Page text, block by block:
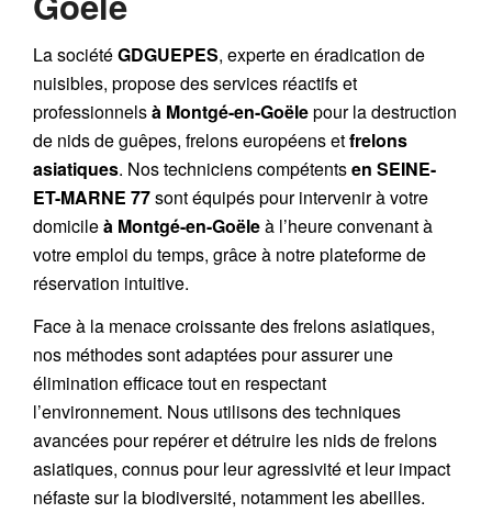
La sociétéGDGUEPES, experte en éradication de
nuisibles, propose des services réactifs et
professionnelsà Montgé-en-Goëlepour la destruction
de nids de guêpes, frelons européensetfrelons
asiatiques. Nos techniciens compétentsen SEINE-
ET-MARNE 77sont équipés pour intervenir à votre
domicileà Montgé-en-Goëleà l’heure convenant à
votre emploi du temps, grâce à notre plateforme de
réservation intuitive.
Face à la menace croissante des frelons asiatiques,
nos méthodes sont adaptées pour assurer une
élimination efficace tout en respectant
l’environnement. Nous utilisons des techniques
avancées pour repérer et détruire les nids defrelons
asiatiques, connus pour leur agressivité et leur impact
néfaste sur la biodiversité, notamment les abeilles.